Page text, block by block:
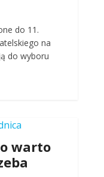
do 11.
na
do wyboru
warto